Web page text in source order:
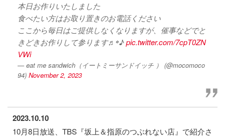
本日お作りいたしました
食べたい方はお取り置きのお電話ください
ここから毎日はご提供しなくなりますが、催事などでと
きどきお作りして参ります♬꙳♪pic.twitter.com/7cpT0ZN
VWi
— eat me sandwich（イートミーサンドイッチ ） (@mocomoco
94) November 2, 2023
2023.10.10
10月8日放送、TBS『坂上＆指原のつぶれない店』で紹介さ